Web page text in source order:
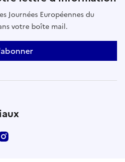
Journées Européennes du
votre boîte mail.